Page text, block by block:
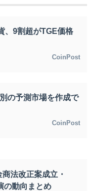
、9割超がTGE価格
CoinPost
の予測市場を作成で
CoinPost
法改正案成立・
の動向まとめ